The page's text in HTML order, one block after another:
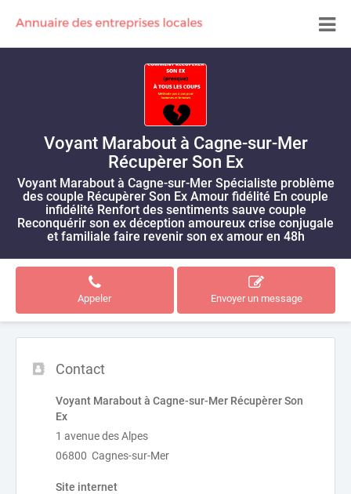
Voyant Marabout à Cagne-sur-Mer
Récupèrer Son Ex
Voyant Marabout à Cagne-sur-Mer Spécialiste problème
des couple Récupèrer Son Ex Amour fidélité En couple
infidélité Renfort des sentiments sauve couple
Reconquérir son ex déception amoureux crise conjugale
et familiale faire revenir son ex amour en 48h
Appeler Envoyer un message
Contact
Voyant Marabout à Cagne-sur-Mer Récupèrer Son
Ex
1 avenue des Alpes
06800 Cagnes-sur-Mer
Site internet